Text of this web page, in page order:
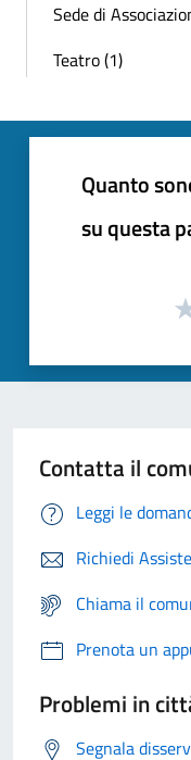
Sede di
Teatro (1)
Quanto
su questa
Contatta il
Leggi le
Richiedi
Chiama il
Prenota un
Problemi in
Segnala